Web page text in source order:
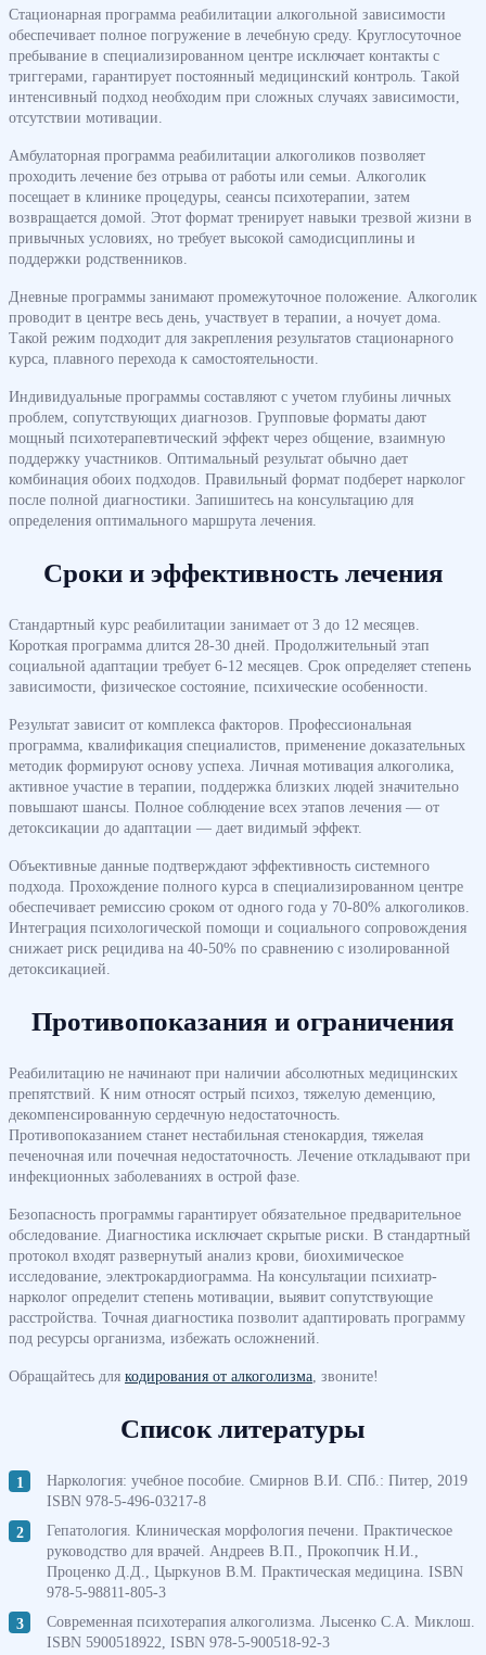
Стационарная программа реабилитации алкогольной зависимости
обеспечивает полное погружение в лечебную среду. Круглосуточное
пребывание в специализированном центре исключает контакты с
триггерами, гарантирует постоянный медицинский контроль. Такой
интенсивный подход необходим при сложных случаях зависимости,
отсутствии мотивации.
Амбулаторная программа реабилитации алкоголиков позволяет
проходить лечение без отрыва от работы или семьи. Алкоголик
посещает в клинике процедуры, сеансы психотерапии, затем
возвращается домой. Этот формат тренирует навыки трезвой жизни в
привычных условиях, но требует высокой самодисциплины и
поддержки родственников.
Дневные программы занимают промежуточное положение. Алкоголик
проводит в центре весь день, участвует в терапии, а ночует дома.
Такой режим подходит для закрепления результатов стационарного
курса, плавного перехода к самостоятельности.
Индивидуальные программы составляют с учетом глубины личных
проблем, сопутствующих диагнозов. Групповые форматы дают
мощный психотерапевтический эффект через общение, взаимную
поддержку участников. Оптимальный результат обычно дает
комбинация обоих подходов. Правильный формат подберет нарколог
после полной диагностики. Запишитесь на консультацию для
определения оптимального маршрута лечения.
Сроки и эффективность лечения
Стандартный курс реабилитации занимает от 3 до 12 месяцев.
Короткая программа длится 28-30 дней. Продолжительный этап
социальной адаптации требует 6-12 месяцев. Срок определяет степень
зависимости, физическое состояние, психические особенности.
Результат зависит от комплекса факторов. Профессиональная
программа, квалификация специалистов, применение доказательных
методик формируют основу успеха. Личная мотивация алкоголика,
активное участие в терапии, поддержка близких людей значительно
повышают шансы. Полное соблюдение всех этапов лечения — от
детоксикации до адаптации — дает видимый эффект.
Объективные данные подтверждают эффективность системного
подхода. Прохождение полного курса в специализированном центре
обеспечивает ремиссию сроком от одного года у 70-80% алкоголиков.
Интеграция психологической помощи и социального сопровождения
снижает риск рецидива на 40-50% по сравнению с изолированной
детоксикацией.
Противопоказания и ограничения
Реабилитацию не начинают при наличии абсолютных медицинских
препятствий. К ним относят острый психоз, тяжелую деменцию,
декомпенсированную сердечную недостаточность.
Противопоказанием станет нестабильная стенокардия, тяжелая
печеночная или почечная недостаточность. Лечение откладывают при
инфекционных заболеваниях в острой фазе.
Безопасность программы гарантирует обязательное предварительное
обследование. Диагностика исключает скрытые риски. В стандартный
протокол входят развернутый анализ крови, биохимическое
исследование, электрокардиограмма. На консультации психиатр-
нарколог определит степень мотивации, выявит сопутствующие
расстройства. Точная диагностика позволит адаптировать программу
под ресурсы организма, избежать осложнений.
Обращайтесь для кодирования от алкоголизма, звоните!
Список литературы
Наркология: учебное пособие. Смирнов В.И. СПб.: Питер, 2019
ISBN 978-5-496-03217-8
Гепатология. Клиническая морфология печени. Практическое
руководство для врачей. Андреев В.П., Прокопчик Н.И.,
Проценко Д.Д., Цыркунов В.М. Практическая медицина. ISBN
978-5-98811-805-3
Современная психотерапия алкоголизма. Лысенко С.А. Миклош.
ISBN 5900518922, ISBN 978-5-900518-92-3